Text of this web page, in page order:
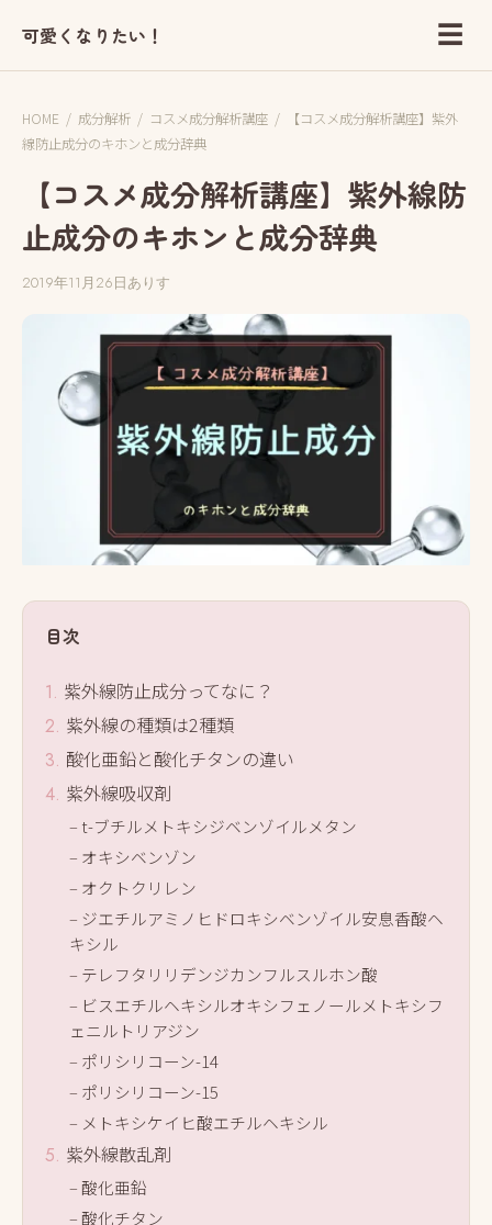
可愛くなりたい！ ☰
HOME / 成分解析 / コスメ成分解析講座 /
【コスメ成分解析講座】紫外
線防止成分のキホンと成分辞典
【コスメ成分解析講座】紫外線防
止成分のキホンと成分辞典
2019年11月26日ありす
目次
紫外線防止成分ってなに？
紫外線の種類は2種類
酸化亜鉛と酸化チタンの違い
紫外線吸収剤
t-ブチルメトキシジベンゾイルメタン
オキシベンゾン
オクトクリレン
ジエチルアミノヒドロキシベンゾイル安息香酸ヘ
キシル
テレフタリリデンジカンフルスルホン酸
ビスエチルヘキシルオキシフェノールメトキシフ
ェニルトリアジン
ポリシリコーン-14
ポリシリコーン-15
メトキシケイヒ酸エチルヘキシル
紫外線散乱剤
酸化亜鉛
酸化チタン